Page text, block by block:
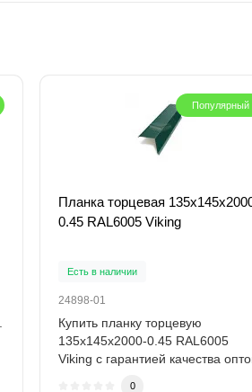
Популярный
Планка торцевая
0.45 RAL6005 Viking
Есть в наличии
24898-01
Купить планку торцевую
135х145х2000-0.45 RAL6005
Viking с гарантией качества
0